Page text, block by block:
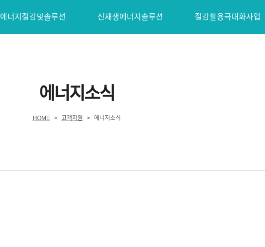
에너지절감및솔루션 신재생에너지솔루션 절감활용극대화사업
에너지소식
HOME > 고객지원 > 에너지소식